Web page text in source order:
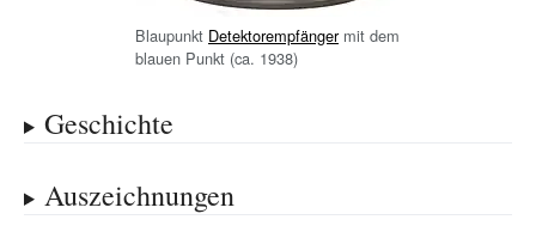
Blaupunkt Detektorempfängermit dem
blauen Punkt (ca. 1938)
Geschichte
Auszeichnungen